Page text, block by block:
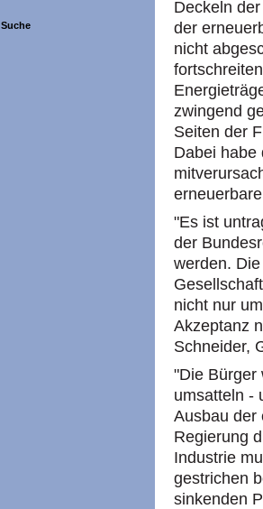
Suche
Deckeln
der
nicht
zwingend
Seiten der
Dabei habe
"Es ist
der
werden.
nicht nur
Akzeptanz
Schneider,
"Die Bürger
umsatteln -
Ausbau der
Regierung
Industrie
gestrichen
sinkenden